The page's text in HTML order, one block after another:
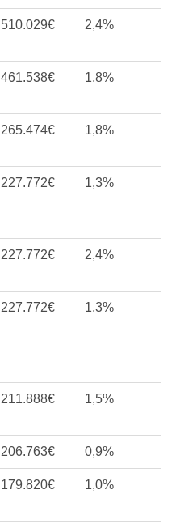
510.029€ 2,4%
461.538€ 1,8%
265.474€ 1,8%
227.772€ 1,3%
227.772€ 2,4%
227.772€ 1,3%
211.888€ 1,5%
206.763€ 0,9%
179.820€ 1,0%